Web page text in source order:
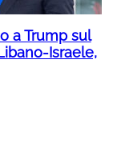
a Trump sul
Israele,